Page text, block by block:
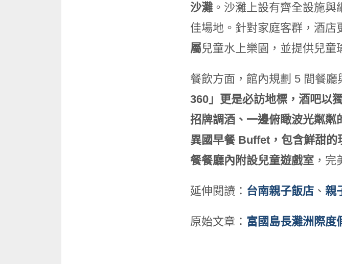
沙灘。沙灘上設有齊全設施與
佳場地。針對家庭客群，酒店
屬兒童水上樂園，並提供兒童
餐飲方面，館內規劃 5 間餐
360」更是必訪地標，酒吧以
招牌調酒、一邊俯瞰波光粼
異國早餐 Buffet，包含鮮甜的
餐餐廳內附設兒童遊戲室，完
延伸閱讀： 台南親子飯店、 親
原始文章： 富國島長灘洲際度